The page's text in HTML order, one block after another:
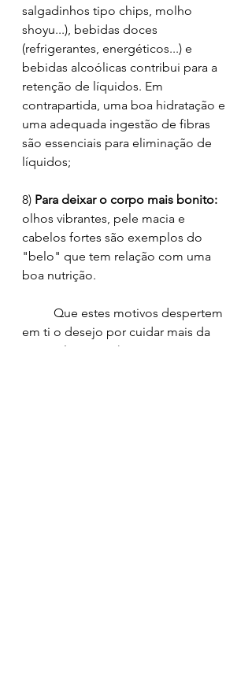
salgadinhos tipo chips, molho
shoyu...), bebidas doces
(refrigerantes, energéticos...) e
bebidas alcoólicas contribui para a
retenção de líquidos. Em
contrapartida, uma boa hidratação e
uma adequada ingestão de fibras
são essenciais para eliminação de
líquidos;
8) Para deixar o corpo mais bonito:
olhos vibrantes, pele macia e
cabelos fortes são exemplos do
"belo" que tem relação com uma
boa nutrição.
em ti o desejo por cuidar mais da
rotina alimentar. :)